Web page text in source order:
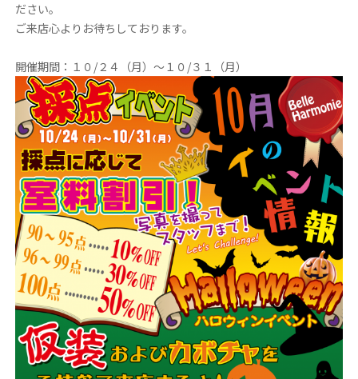
ださい。
ご来店心よりお待ちしております。
開催期間：１０/２４（月）～１０/３１（月）